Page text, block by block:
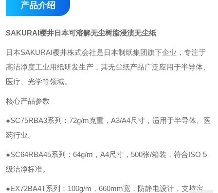
产品介绍
SAKURAI樱井日本可溶解无尘树脂浸渍无尘纸
日本SAKURAI樱井株式会社是日本制纸集团旗下企业，专注于
高洁净度工业用纸研发生产，其无尘纸产品广泛应用于半导体、
医疗、光学等领域。
核心产品参数
●SC75RBA3系列：72g/m克重，A3/A4尺寸，适用于半导体、医
药行业。
●SC64RBA45系列：64g/m，A4尺寸，500张/箱装，符合ISO 5
级洁净标准。
●EX72BA4T系列：100g/m，660mm宽，防静电设计，支持定